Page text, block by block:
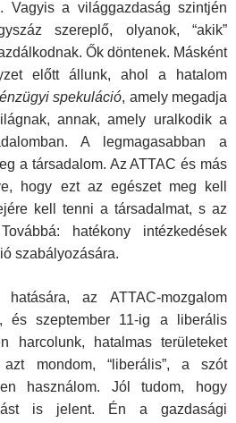
Vagyis a világgazdaság szintjén
szereplő, olyanok, “akik”
Ők döntenek. Másként
előtt állunk, ahol a hatalom
spekuláció, amely megadja
annak, amely uralkodik a
A legmagasabban a
a társadalom. Az ATTAC és más
hogy ezt az egészet meg kell
kell tenni a társadalmat, s az
hatékony intézkedések
szabályozására.
hatására, az ATTAC-mozgalom
és szeptember 11-ig a liberális
harcolunk, hatalmas területeket
mondom, “liberális”, a szót
használom. Jól tudom, hogy
is jelent. Én a gazdasági